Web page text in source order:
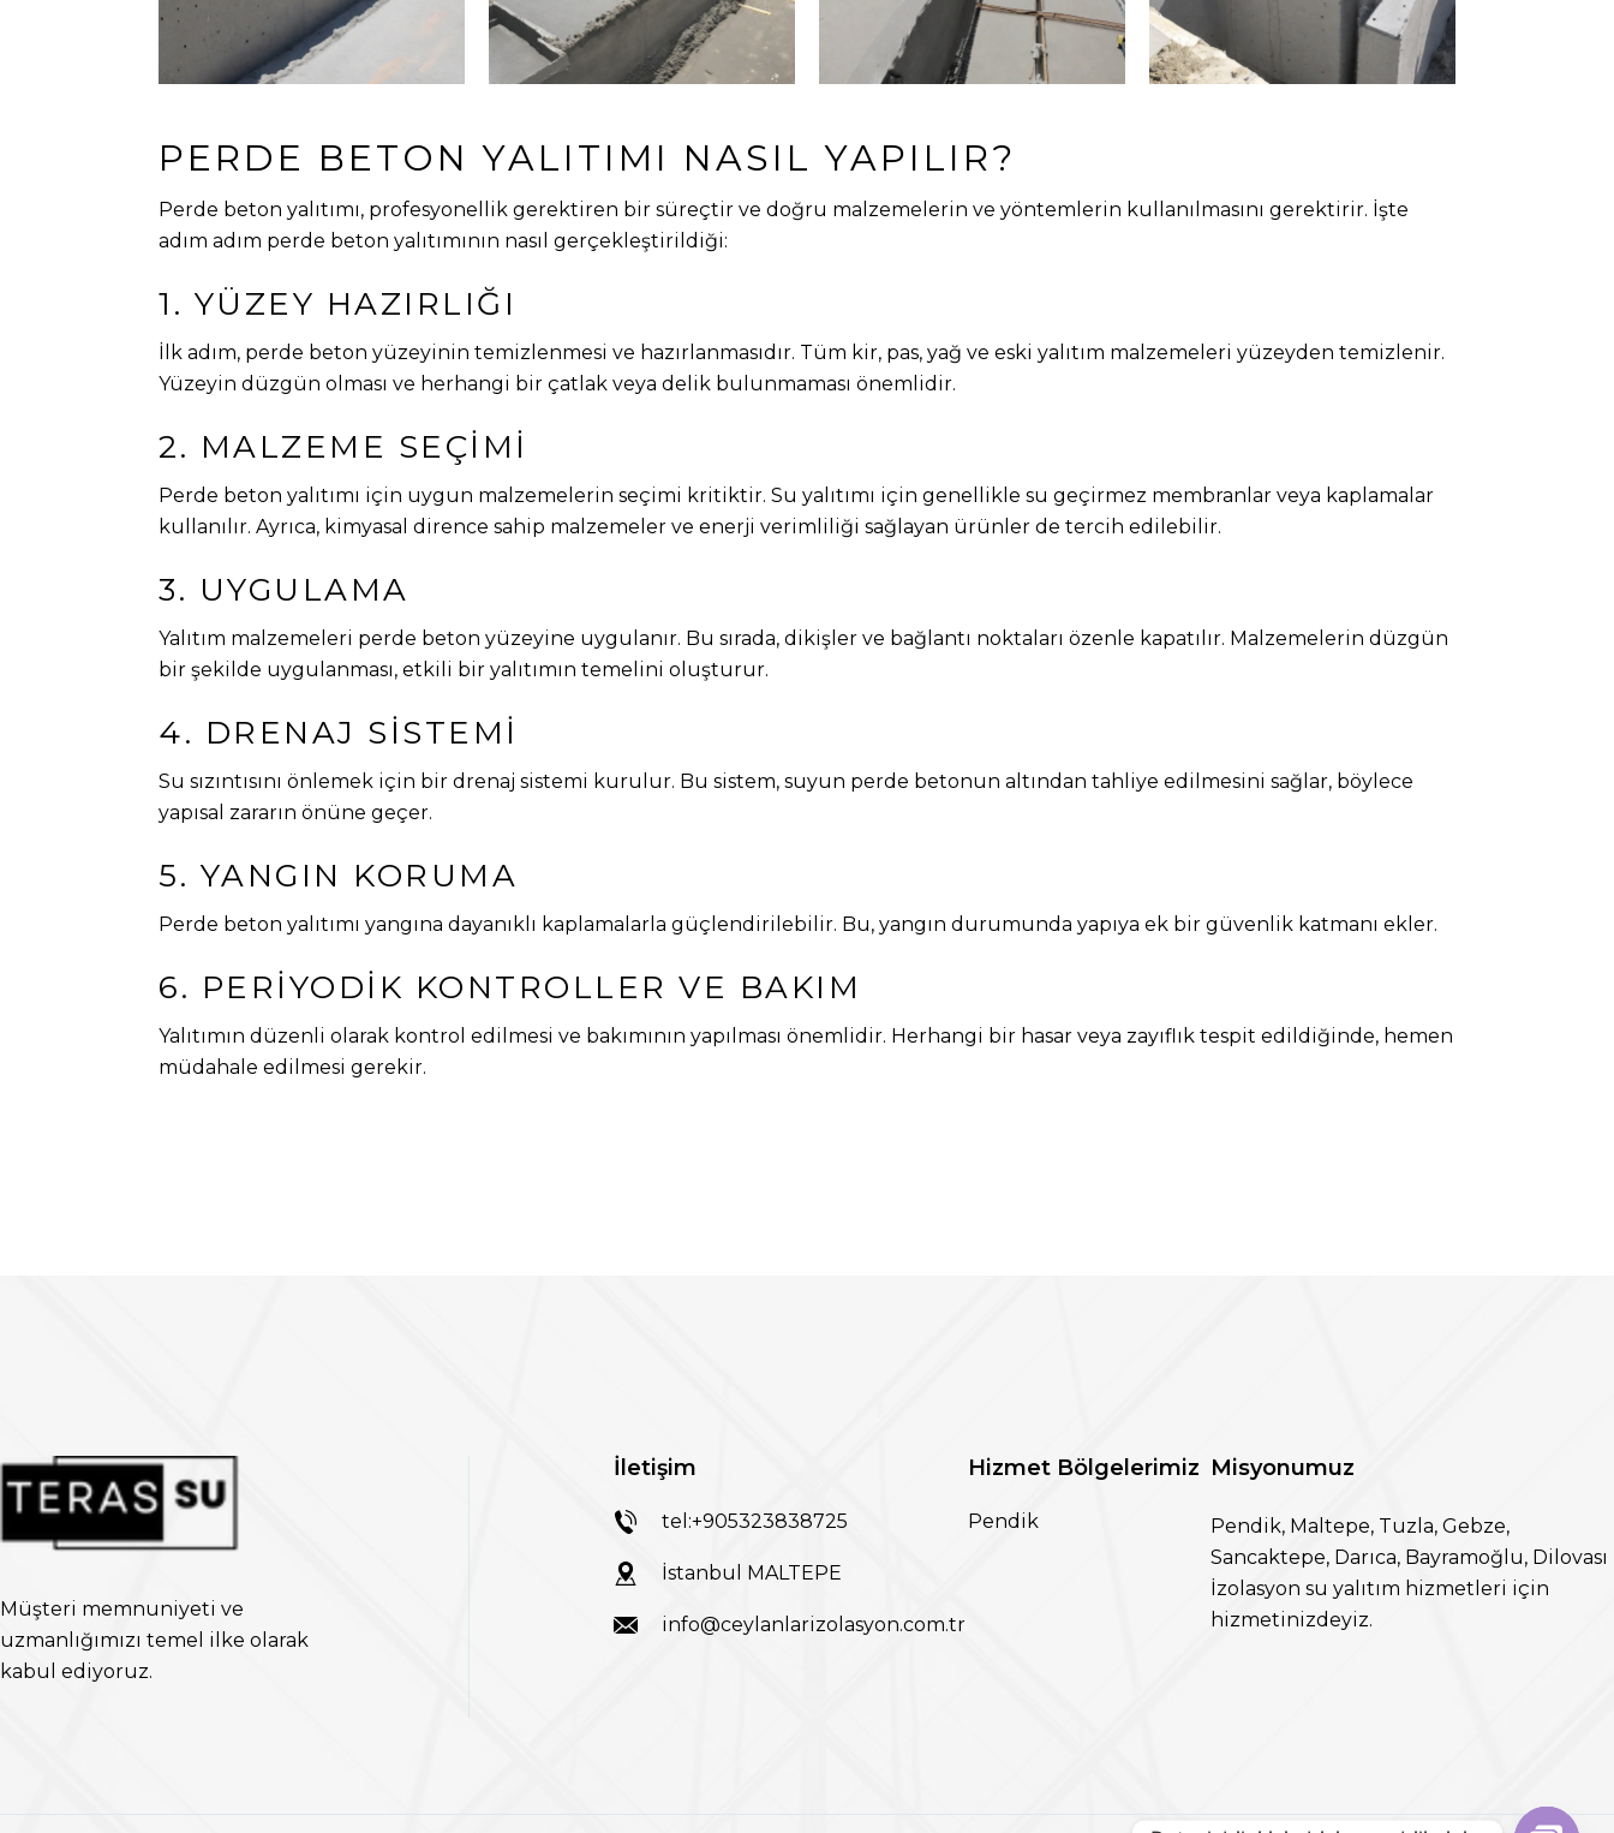
PERDE BETON YALITIMI NASIL YAPILIR?
Perde beton yalıtımı, profesyonellik gerektiren bir süreçtir ve doğru malzemelerin ve yöntemlerin kullanılmasını gerektirir. İşte
adım adım perde beton yalıtımının nasıl gerçekleştirildiği:
1. YÜZEY HAZIRLIĞI
İlk adım, perde beton yüzeyinin temizlenmesi ve hazırlanmasıdır. Tüm kir, pas, yağ ve eski yalıtım malzemeleri yüzeyden temizlenir.
Yüzeyin düzgün olması ve herhangi bir çatlak veya delik bulunmaması önemlidir.
2. MALZEME SEÇIMI
Perde beton yalıtımı için uygun malzemelerin seçimi kritiktir. Su yalıtımı için genellikle su geçirmez membranlar veya kaplamalar
kullanılır. Ayrıca, kimyasal dirence sahip malzemeler ve enerji verimliliği sağlayan ürünler de tercih edilebilir.
3. UYGULAMA
Yalıtım malzemeleri perde beton yüzeyine uygulanır. Bu sırada, dikişler ve bağlantı noktaları özenle kapatılır. Malzemelerin düzgün
bir şekilde uygulanması, etkili bir yalıtımın temelini oluşturur.
4. DRENAJ SISTEMI
Su sızıntısını önlemek için bir drenaj sistemi kurulur. Bu sistem, suyun perde betonun altından tahliye edilmesini sağlar, böylece
yapısal zararın önüne geçer.
5. YANGIN KORUMA
Perde beton yalıtımı yangına dayanıklı kaplamalarla güçlendirilebilir. Bu, yangın durumunda yapıya ek bir güvenlik katmanı ekler.
6. PERIYODIK KONTROLLER VE BAKIM
Yalıtımın düzenli olarak kontrol edilmesi ve bakımının yapılması önemlidir. Herhangi bir hasar veya zayıflık tespit edildiğinde, hemen
müdahale edilmesi gerekir.
Müşteri memnuniyeti ve
uzmanlığımızı temel ilke olarak
kabul ediyoruz.
İletişim
tel:+905323838725
İstanbul MALTEPE
info@ceylanlarizolasyon.com.tr
Hizmet Bölgelerimiz
Pendik
Misyonumuz
Pendik, Maltepe, Tuzla, Gebze,
Sancaktepe, Darıca, Bayramoğlu, Dilovası
İzolasyon su yalıtım hizmetleri için
hizmetinizdeyiz.